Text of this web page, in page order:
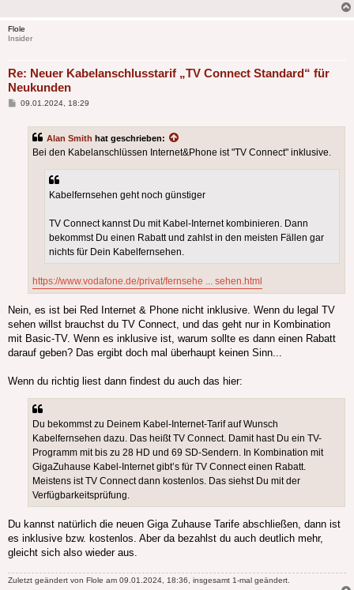
Flole
Insider
Re: Neuer Kabelanschlusstarif „TV Connect Standard“ für
Neukunden
Beitrag
09.01.2024, 18:29
Alan Smith hat geschrieben:
Bei den Kabelanschlüssen Internet&Phone ist "TV Connect" inklusive.
Kabelfernsehen geht noch günstiger
TV Connect kannst Du mit Kabel-Internet kombinieren. Dann
bekommst Du einen Rabatt und zahlst in den meisten Fällen gar
nichts für Dein Kabelfernsehen.
https://www.vodafone.de/privat/fernsehe ... sehen.html
Nein, es ist bei Red Internet & Phone nicht inklusive. Wenn du legal TV
sehen willst brauchst du TV Connect, und das geht nur in Kombination
mit Basic-TV. Wenn es inklusive ist, warum sollte es dann einen Rabatt
darauf geben? Das ergibt doch mal überhaupt keinen Sinn...
Wenn du richtig liest dann findest du auch das hier:
Du bekommst zu Deinem Kabel-Internet-Tarif auf Wunsch
Kabelfernsehen dazu. Das heißt TV Connect. Damit hast Du ein TV-
Programm mit bis zu 28 HD und 69 SD-Sendern. In Kombination mit
GigaZuhause Kabel-Internet gibt’s für TV Connect einen Rabatt.
Meistens ist TV Connect dann kostenlos. Das siehst Du mit der
Verfügbarkeitsprüfung.
Du kannst natürlich die neuen Giga Zuhause Tarife abschließen, dann ist
es inklusive bzw. kostenlos. Aber da bezahlst du auch deutlich mehr,
gleicht sich also wieder aus.
Zuletzt geändert von Flole am 09.01.2024, 18:36, insgesamt 1-mal geändert.